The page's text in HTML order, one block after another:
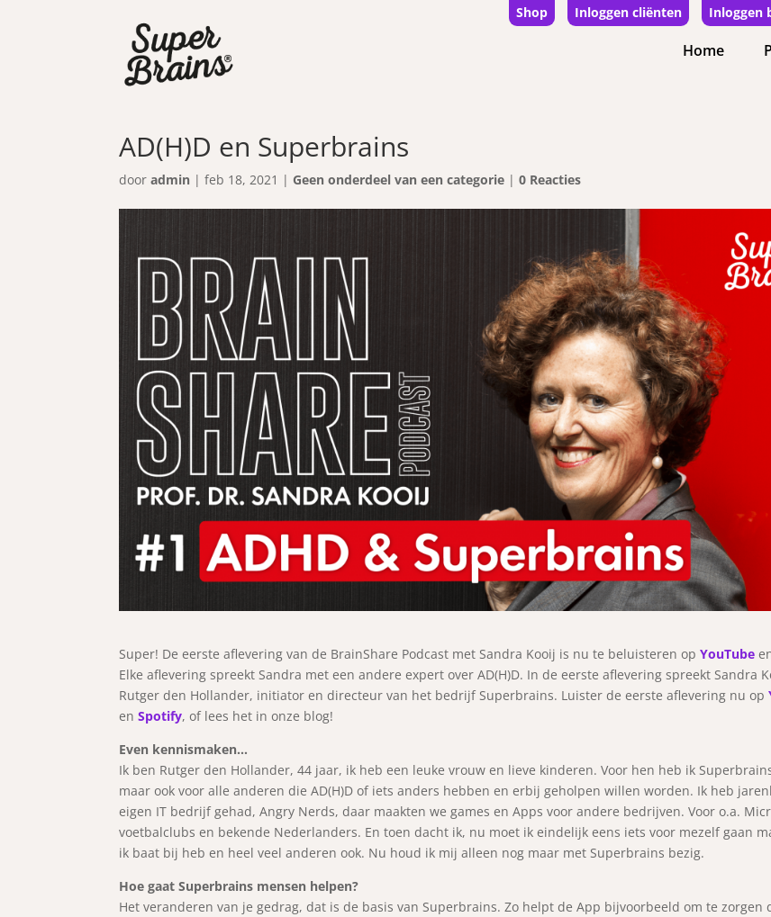
Shop Inloggen cliënten Inloggen
Home
AD(H)D en Superbrains
door admin | feb 18, 2021 | Geen onderdeel van een categorie | 0 Reacties
Super! De eerste aflevering van de BrainShare Podcast met Sandra Kooij is nu te beluisteren op YouTube
Elke aflevering spreekt Sandra met een andere expert over AD(H)D. In de eerste aflevering spreekt Sandra
Rutger den Hollander, initiator en directeur van het bedrijf Superbrains. Luister de eerste aflevering nu op
en Spotify, of lees het in onze blog!
Even kennismaken…
Ik ben Rutger den Hollander, 44 jaar, ik heb een leuke vrouw en lieve kinderen. Voor hen heb ik
maar ook voor alle anderen die AD(H)D of iets anders hebben en erbij geholpen willen worden. Ik heb
eigen IT bedrijf gehad, Angry Nerds, daar maakten we games en Apps voor andere bedrijven. Voor o.a.
voetbalclubs en bekende Nederlanders. En toen dacht ik, nu moet ik eindelijk eens iets voor mezelf gaan
ik baat bij heb en heel veel anderen ook. Nu houd ik mij alleen nog maar met Superbrains bezig.
Hoe gaat Superbrains mensen helpen?
Het veranderen van je gedrag, dat is de basis van Superbrains. Zo helpt de App bijvoorbeeld om te zorgen